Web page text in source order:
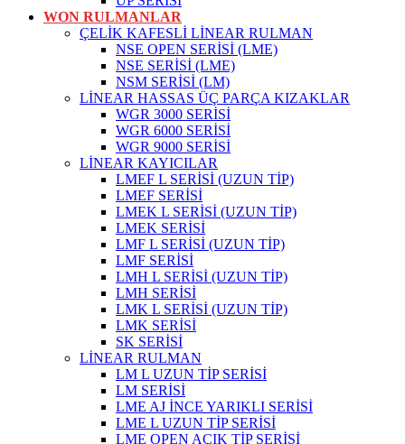
WON RULMANLAR
ÇELİK KAFESLİ LİNEAR RULMAN
NSE OPEN SERİSİ (LME)
NSE SERİSİ (LME)
NSM SERİSİ (LM)
LİNEAR HASSAS ÜÇ PARÇA KIZAKLAR
WGR 3000 SERİSİ
WGR 6000 SERİSİ
WGR 9000 SERİSİ
LİNEAR KAYICILAR
LMEF L SERİSİ (UZUN TİP)
LMEF SERİSİ
LMEK L SERİSİ (UZUN TİP)
LMEK SERİSİ
LMF L SERİSİ (UZUN TİP)
LMF SERİSİ
LMH L SERİSİ (UZUN TİP)
LMH SERİSİ
LMK L SERİSİ (UZUN TİP)
LMK SERİSİ
SK SERİSİ
LİNEAR RULMAN
LM L UZUN TİP SERİSİ
LM SERİSİ
LME AJ İNCE YARIKLI SERİSİ
LME L UZUN TİP SERİSİ
LME OPEN AÇIK TİP SERİSİ